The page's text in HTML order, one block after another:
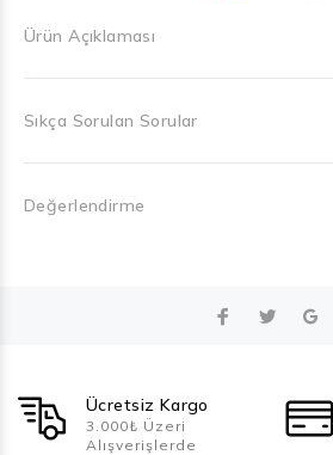
Ürün Açıklaması
Sıkça Sorulan Sorular
Değerlendirme
Ücretsiz Kargo
3.000₺ Üzeri
Alışverişlerde